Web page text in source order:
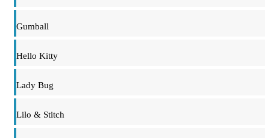
Gumball
Hello Kitty
Lady Bug
Lilo & Stitch